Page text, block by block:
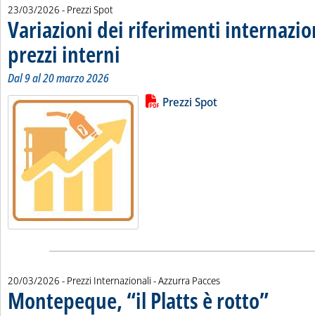
23/03/2026 - Prezzi Spot
Variazioni dei riferimenti
prezzi interni
Dal 9 al 20 marzo 2026
Leggi tutta la notizia:
Lista allegati PDF alla notizia
Prezzi Spot
20/03/2026 - Prezzi Internazionali -di:
Azzurra Pacces
Montepeque, “il Platts è rotto”. Sottotitolo:
. Pubblicata